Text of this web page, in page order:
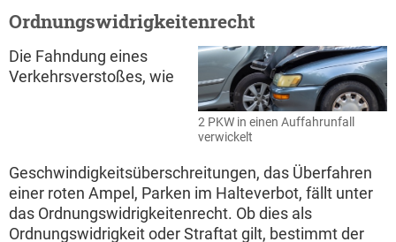
Ordnungswidrigkeitenrecht
2 PKW in einen Auffahrunfall
verwickelt
Die Fahndung eines
Verkehrsverstoßes, wie
Geschwindigkeitsüberschreitungen, das Überfahren
einer roten Ampel, Parken im Halteverbot, fällt unter
das Ordnungswidrigkeitenrecht. Ob dies als
Ordnungswidrigkeit oder Straftat gilt, bestimmt der